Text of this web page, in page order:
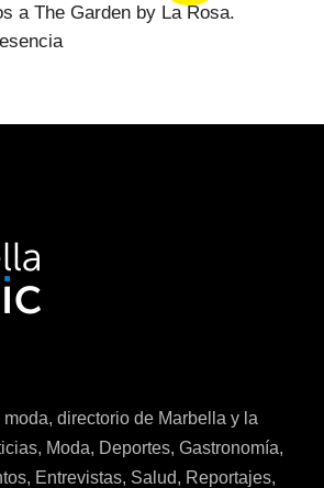
a The Garden by La Rosa.
directorio de Marbella y la
Moda, Deportes, Gastronomía,
Entrevistas, Salud, Reportajes,